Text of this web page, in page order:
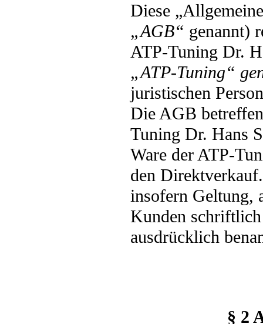
Diese
„AGB“ genannt)
ATP-Tuning Dr.
„ATP-Tuning“
juristischen
Die AGB
Tuning Dr. Hans
Ware der ATP-
den
insofern Geltung,
Kunden
ausdrücklich
§ 2